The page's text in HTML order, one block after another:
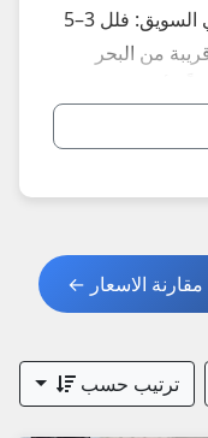
أكبر تجمع لإعلانات الفلل والبيوت في السويق: فلل 3–5
من البحر
تبدأ من 350 ريال شهرياً للفلل الصغيرة إلى 1,200+ ريال
2026:**
إيجار واضح + فحص
الاسعار ←
ترتيب حسب